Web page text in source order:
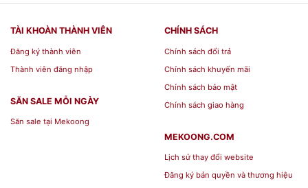
TÀI KHOÀN THÀNH VIÊN
Đăng ký thành viên
Thành viên đăng nhập
SĂN SALE MỖI NGÀY
Săn sale tại Mekoong
CHÍNH SÁCH
Chính sách đổi trả
Chính sách khuyến mãi
Chính sách bảo mật
Chính sách giao hàng
MEKOONG.COM
Lịch sử thay đổi website
Đăng ký bản quyền và thương hiệu